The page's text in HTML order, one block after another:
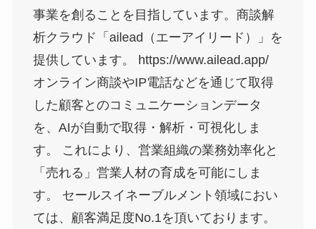
事業を創ることを目指しています。商談解
析クラウド「ailead（エーアイリード）」を
提供しています。 https://www.ailead.app/
オンライン商談やIP電話などを通じて取得
した顧客とのコミュニケーションデータ
を、AIが自動で取得・解析・可視化しま
す。 これにより、営業組織の業務効率化と
「売れる」営業人材の育成を可能にしま
す。 セールスイネーブルメント領域におい
ては、顧客満足度No.1を頂いております。